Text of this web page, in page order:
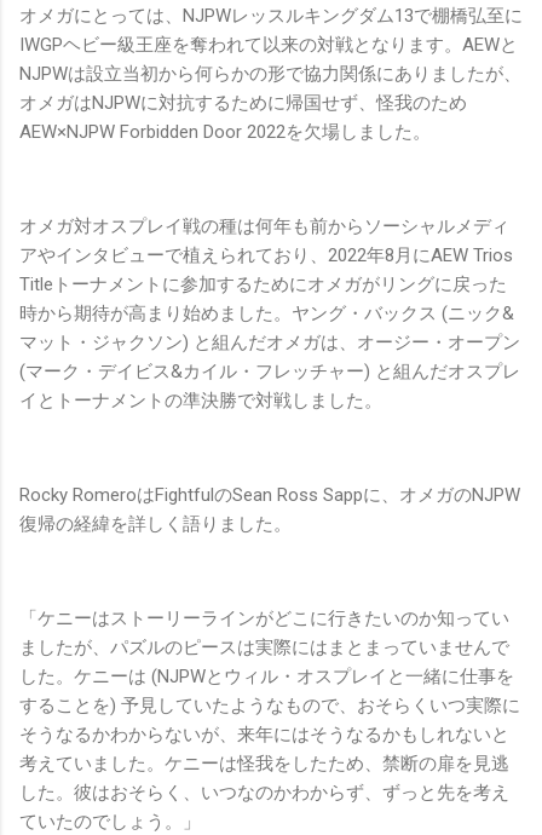
オメガにとっては、NJPWレッスルキングダム13で棚橋弘至に
IWGPヘビー級王座を奪われて以来の対戦となります。AEWと
NJPWは設立当初から何らかの形で協力関係にありましたが、
オメガはNJPWに対抗するために帰国せず、怪我のため
AEW×NJPW Forbidden Door 2022を欠場しました。
オメガ対オスプレイ戦の種は何年も前からソーシャルメディ
アやインタビューで植えられており、2022年8月にAEW Trios
Titleトーナメントに参加するためにオメガがリングに戻った
時から期待が高まり始めました。ヤング・バックス (ニック&
マット・ジャクソン) と組んだオメガは、オージー・オープン
(マーク・デイビス&カイル・フレッチャー) と組んだオスプレ
イとトーナメントの準決勝で対戦しました。
Rocky RomeroはFightfulのSean Ross Sappに、オメガのNJPW
復帰の経緯を詳しく語りました。
「ケニーはストーリーラインがどこに行きたいのか知ってい
ましたが、パズルのピースは実際にはまとまっていませんで
した。ケニーは (NJPWとウィル・オスプレイと一緒に仕事を
することを) 予見していたようなもので、おそらくいつ実際に
そうなるかわからないが、来年にはそうなるかもしれないと
考えていました。ケニーは怪我をしたため、禁断の扉を見逃
した。彼はおそらく、いつなのかわからず、ずっと先を考え
ていたのでしょう。」